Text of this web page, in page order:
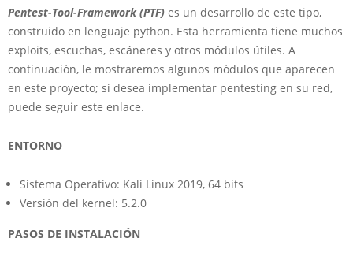
Pentest-Tool-Framework (PTF) es un desarrollo de este tipo,
construido en lenguaje python. Esta herramienta tiene muchos
exploits, escuchas, escáneres y otros módulos útiles. A
continuación, le mostraremos algunos módulos que aparecen
en este proyecto; si desea implementar pentesting en su red,
puede seguir este enlace.
ENTORNO
Sistema Operativo: Kali Linux 2019, 64 bits
Versión del kernel: 5.2.0
PASOS DE INSTALACIÓN